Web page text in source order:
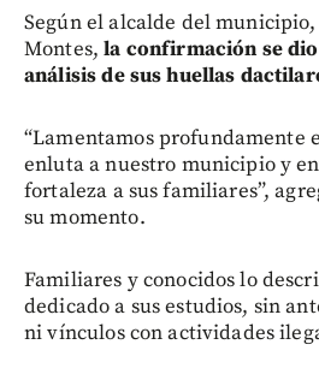
Según el alcalde del municipio,
Montes,la confirmación se
análisis de sus huellas
“Lamentamos profundamente
enluta a nuestro municipio y
fortaleza a sus familiares”,
su momento.
Familiares y conocidos lo
dedicado a sus estudios, sin
ni vínculos con actividades